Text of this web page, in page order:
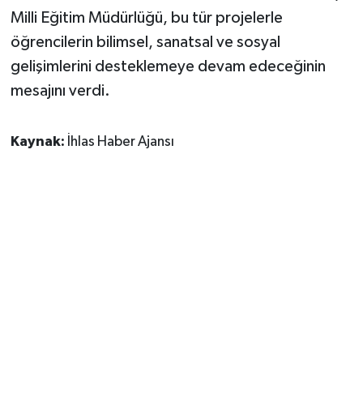
Milli Eğitim Müdürlüğü, bu tür projelerle
öğrencilerin bilimsel, sanatsal ve sosyal
gelişimlerini desteklemeye devam edeceğinin
mesajını verdi.
Kaynak: İhlas Haber Ajansı